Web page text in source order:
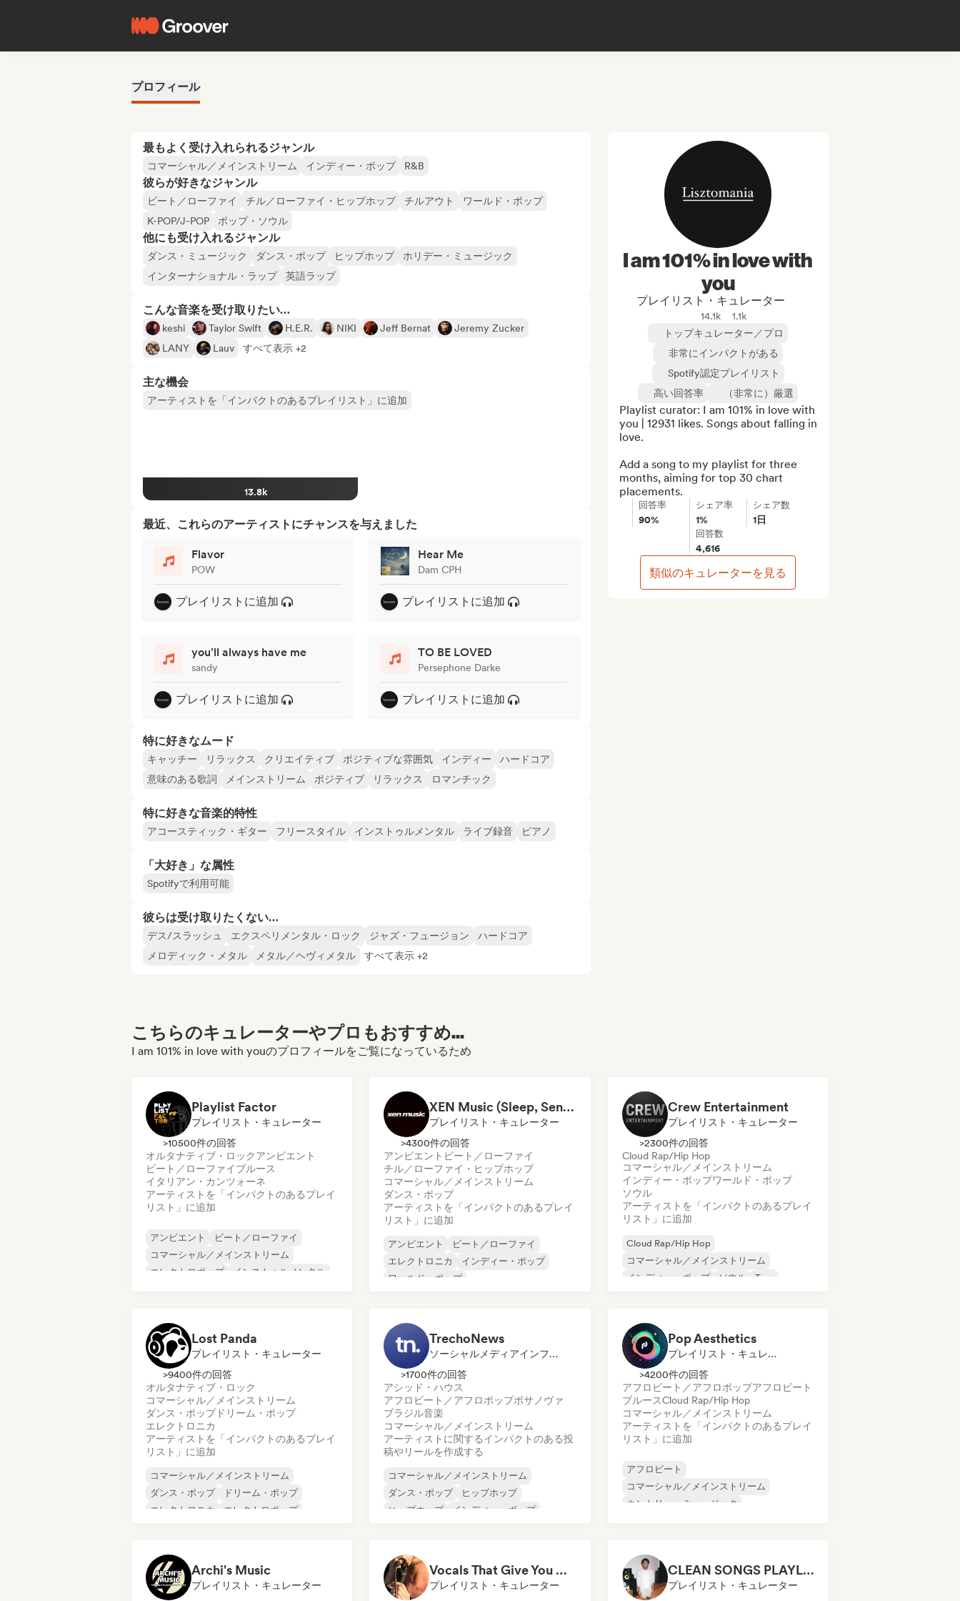
プロフィール
最もよく受け入れられるジャンル
コマーシャル／メインストリーム インディー・ポップ R&B
彼らが好きなジャンル
ビート／ローファイ チル／ローファイ・ヒップホップ チルアウト
ワールド・ポップ
K-POP/J-POP
ポップ・ソウル
他にも受け入れるジャンル
ダンス・ミュージック ダンス・ポップ ヒップホップ
ホリデー・ミュージック
インターナショナル・ラップ
英語ラップ
こんな音楽を受け取りたい…
keshi Taylor Swift H.E.R. NIKI Jeff Bernat
Jeremy Zucker
LANY
Lauv すべて表示 +2
主な機会
アーティストを「インパクトのあるプレイリスト」に追加
13.8k
最近、これらのアーティストにチャンスを与えました
Flavor
POW
プレイリストに追加
Hear Me
Dam CPH
プレイリストに追加
you'll always have me
sandy
プレイリストに追加
TO BE LOVED
Persephone Darke
プレイリストに追加
特に好きなムード
キャッチー リラックス クリエイティブ ポジティブな雰囲気 インディー
ハードコア
意味のある歌詞
メインストリーム ポジティブ リラックス ロマンチック
特に好きな音楽的特性
アコースティック・ギター フリースタイル インストゥルメンタル ライブ録音 ピアノ
「大好き」な属性
Spotifyで利用可能
彼らは受け取りたくない…
デス/スラッシュ エクスペリメンタル・ロック ジャズ・フュージョン
ハードコア
メロディック・メタル
メタル／ヘヴィメタル すべて表示 +2
I am 101% in love with
you
プレイリスト・キュレーター
14.1k
1.1k
トップキュレーター／プロ
非常にインパクトがある
Spotify認定プレイリスト
高い回答率
（非常に）厳選
Playlist curator: I am 101% in love with
you | 12931 likes. Songs about falling in
love.
Add a song to my playlist for three
months, aiming for top 30 chart
placements.
回答率
90%
シェア率
1%
シェア数
1日
回答数
4,616
類似のキュレーターを見る
こちらのキュレーターやプロもおすすめ...
I am 101% in love with youのプロフィールをご覧になっているため
Playlist Factor
プレイリスト・キュレーター
>10500件の回答
オルタナティブ・ロックアンビエント
ビート／ローファイブルース
イタリアン・カンツォーネ
アーティストを「インパクトのあるプレイ
リスト」に追加
アンビエント
ビート／ローファイ
コマーシャル／メインストリーム
エレクトロポップ
インストゥルメンタル
XEN Music (Sleep, Sensual, Pop Playlists)
プレイリスト・キュレーター
>4300件の回答
アンビエント ビート／ローファイ
チル／ローファイ・ヒップホップ
コマーシャル／メインストリーム
ダンス・ポップ
アーティストを「インパクトのあるプレイ
リスト」に追加
アンビエント
ビート／ローファイ
エレクトロニカ
インディー・ポップ
ワールド・ポップ
Crew Entertainment
プレイリスト・キュレーター
>2300件の回答
Cloud Rap/Hip Hop
コマーシャル／メインストリーム
インディー・ポップワールド・ポップ
ソウル
アーティストを「インパクトのあるプレイ
リスト」に追加
Cloud Rap/Hip Hop
コマーシャル／メインストリーム
インディー・ポップ
ソウル
Trap
Lost Panda
プレイリスト・キュレーター
>9400件の回答
オルタナティブ・ロック
コマーシャル／メインストリーム
ダンス・ポップドリーム・ポップ
エレクトロニカ
アーティストを「インパクトのあるプレイ
リスト」に追加
コマーシャル／メインストリーム
ダンス・ポップ
ドリーム・ポップ
エレクトロニカ
エレクトロポップ
TrechoNews
ソーシャルメディアインフルエンサー
>1700件の回答
アシッド・ハウス
アフロビート／アフロポップボサノヴァ
ブラジル音楽
コマーシャル／メインストリーム
アーティストに関するインパクトのある投
稿やリールを作成する
コマーシャル／メインストリーム
ダンス・ポップ
ヒップホップ
ヒップホップ
インディー・ポップ
Pop Aesthetics
プレイリスト・キュレーター
>4200件の回答
アフロビート／アフロポップアフロビート
ブルースCloud Rap/Hip Hop
コマーシャル／メインストリーム
アーティストを「インパクトのあるプレイ
リスト」に追加
アフロビート
コマーシャル／メインストリーム
カントリー・ミュージック
インディー・ポップ
Archi's Music
プレイリスト・キュレーター
Vocals That Give You Chills
プレイリスト・キュレーター
CLEAN SONGS PLAYLIST
プレイリスト・キュレーター